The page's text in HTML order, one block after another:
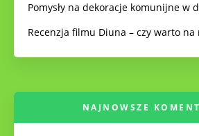
Pomysły na dekoracje komunijne w
Recenzja filmu Diuna – czy warto na
NAJNOWSZE